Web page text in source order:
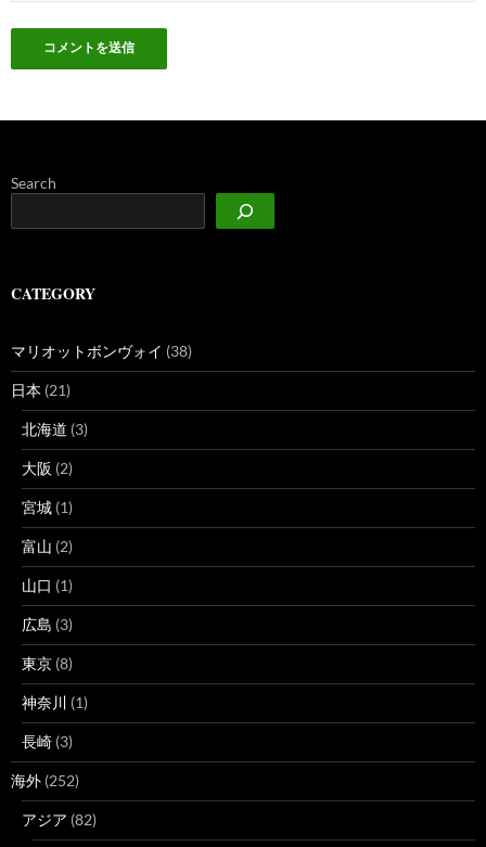
Search
CATEGORY
マリオットボンヴォイ (38)
日本 (21)
北海道 (3)
大阪 (2)
宮城 (1)
富山 (2)
山口 (1)
広島 (3)
東京 (8)
神奈川 (1)
長崎 (3)
海外 (252)
アジア (82)